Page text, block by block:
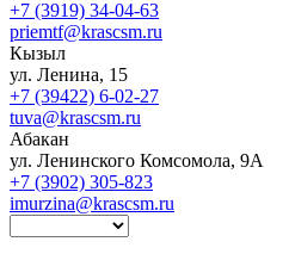
+7 (3919) 34-04-63
priemtf@krascsm.ru
Кызыл
ул. Ленина, 15
+7 (39422) 6-02-27
tuva@krascsm.ru
Абакан
ул. Ленинского Комсомола, 9А
+7 (3902) 305-823
imurzina@krascsm.ru